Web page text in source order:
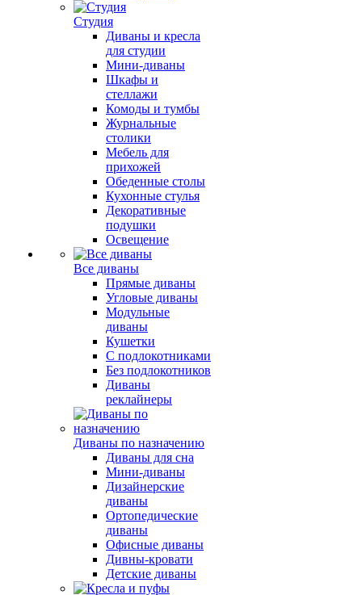
Студия
Диваны и кресла
для студии
Мини-диваны
Шкафы и
стеллажи
Комоды и тумбы
Журнальные
столики
Мебель для
прихожей
Обеденные столы
Кухонные стулья
Декоративные
подушки
Освещение
Все диваны
Прямые диваны
Угловые диваны
Модульные
диваны
Кушетки
С подлокотниками
Без подлокотников
Диваны
реклайнеры
Диваны по назначению
Диваны для сна
Мини-диваны
Дизайнерские
диваны
Ортопедические
диваны
Офисные диваны
Дивны-кровати
Детские диваны